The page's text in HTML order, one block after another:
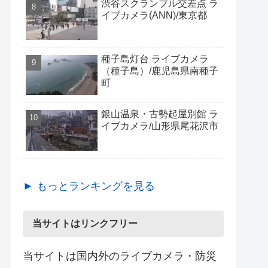
渋谷スクランブル交差点 ラ
イブカメラ(ANN)/東京都
種子島灯台 ライブカメラ
（種子島）/鹿児島県南種子
町
銀山温泉・古勢起屋別館 ラ
イブカメラ/山形県尾花沢市
► もっとランキングを見る
当サイトはリンクフリー
当サイトは国内外のライブカメラ・防災